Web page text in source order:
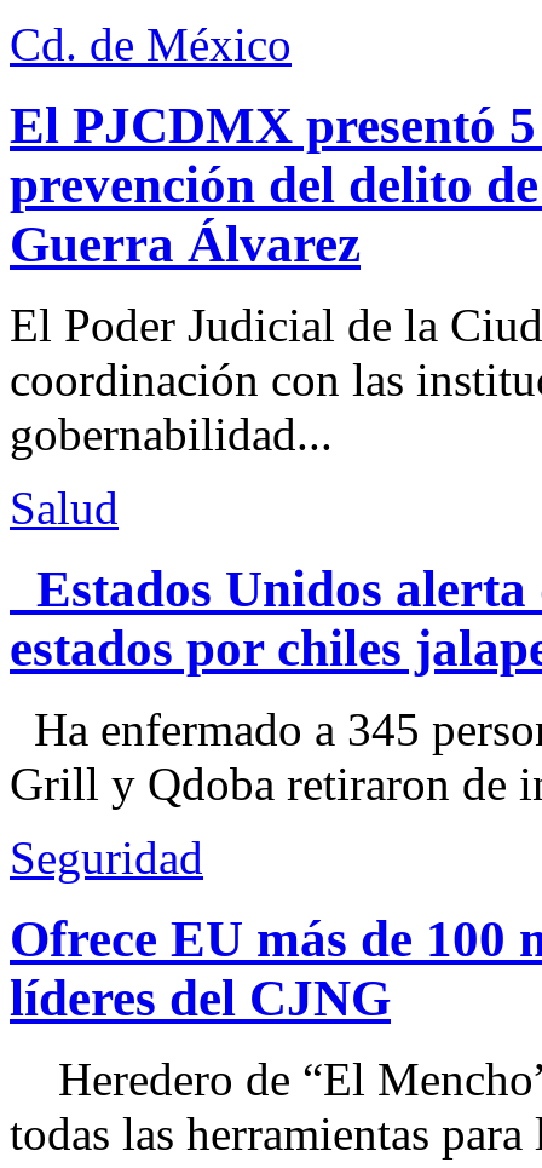
Cd. de México
El PJCDMX presentó
prevención del delito
Guerra Álvarez
El Poder Judicial de la
coordinación con las
gobernabilidad...
Salud
Estados Unidos alerta
estados por chiles
Ha enfermado a 345
Grill y Qdoba retiraron de
Seguridad
Ofrece EU más de 100
líderes del CJNG
Heredero de “El
todas las herramientas